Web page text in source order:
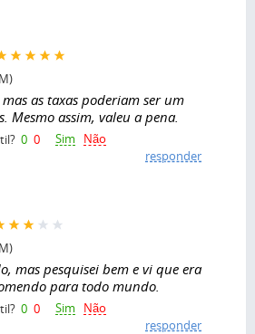
as taxas poderiam ser um
Mesmo assim, valeu a pena.
0 0 Sim
Não
responder
mas pesquisei bem e vi que era
para todo mundo.
0 0 Sim
Não
responder